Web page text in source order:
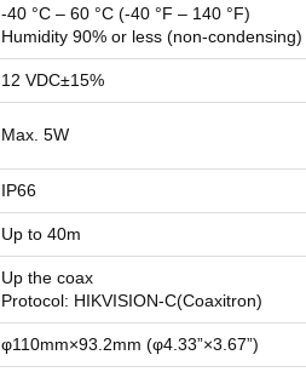
-40 °C – 60 °C (-40 °F – 140 °F)
Humidity 90% or less (non-condensing)
12 VDC±15%
Max. 5W
IP66
Up to 40m
Up the coax
Protocol: HIKVISION-C(Coaxitron)
φ110mm×93.2mm (φ4.33”×3.67”)